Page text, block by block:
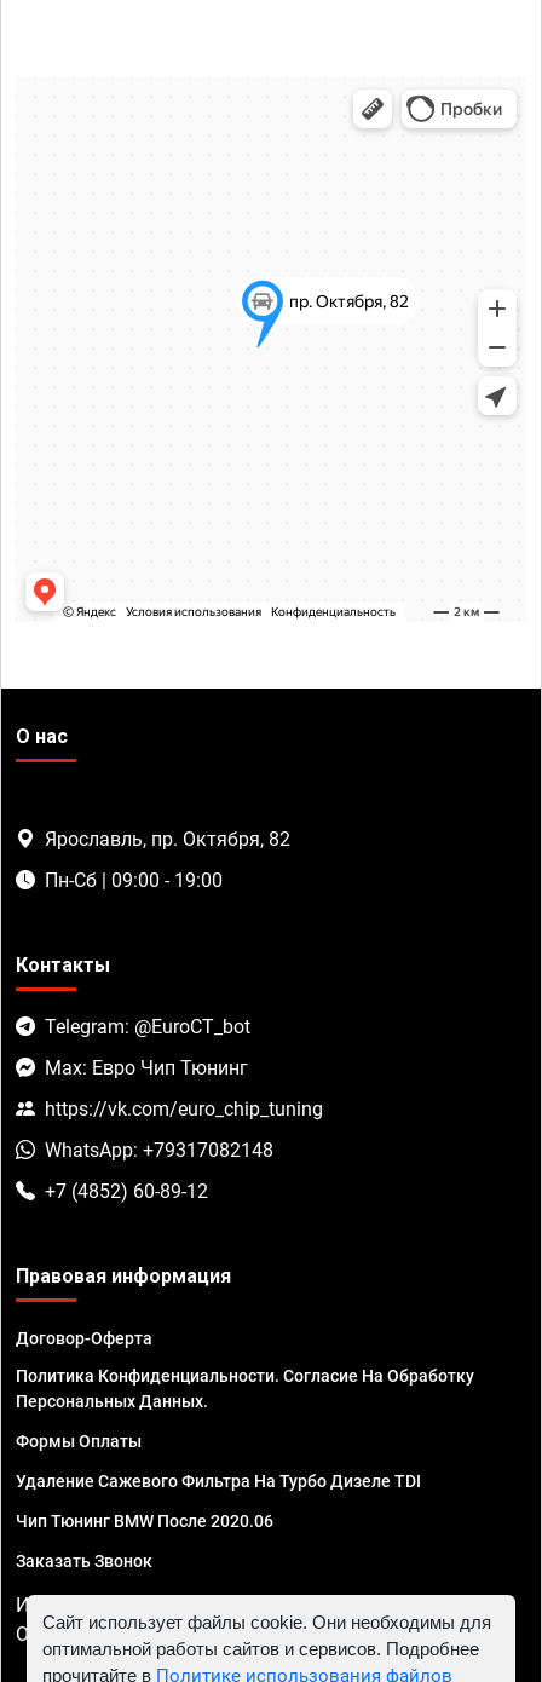
О нас
Ярославль, пр. Октября, 82
Пн-Сб | 09:00 - 19:00
Контакты
Telegram: @EuroCT_bot
Max: Евро Чип Тюнинг
https://vk.com/euro_chip_tuning
WhatsApp: +79317082148
+7 (4852) 60-89-12
Правовая информация
Договор-Оферта
Политика Конфиденциальности. Согласие На Обработку
Персональных Данных.
Формы Оплаты
Удаление Сажевого Фильтра На Турбо Дизеле TDI
Чип Тюнинг BMW После 2020.06
Заказать Звонок
ИП Смирнов Георгий Павлович. ИНН 781302555843,
ОГРНИП 324470400032610
Сайт использует файлы cookie. Они необходимы для
оптимальной работы сайтов и сервисов. Подробнее
прочитайте в Политике использования файлов